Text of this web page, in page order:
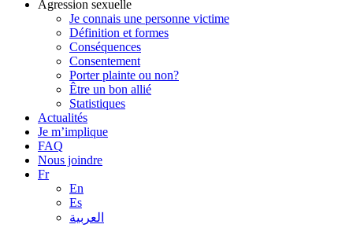
Agression sexuelle
Je connais une personne victime
Définition et formes
Conséquences
Consentement
Porter plainte ou non?
Être un bon allié
Statistiques
Actualités
Je m’implique
FAQ
Nous joindre
Fr
En
Es
العربية